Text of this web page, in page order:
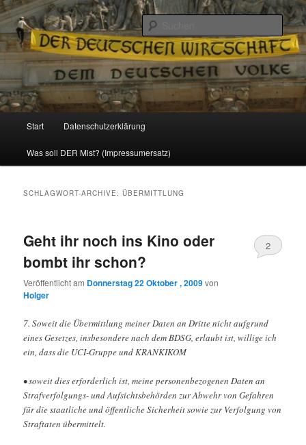
Reizzentrum
Politik, Wirtschaft, Soziales und Gesellschaft
Zum
Inhalt
Zum
sekundären
Start Datenschutzerklärung
Was soll DER Mist? (Impressumersatz)
SCHLAGWORT-ARCHIVE:ÜBERMITTLUNG
Geht ihr noch ins Kino oder
bombt ihr schon?
Veröffentlicht am Donnerstag 22 Oktober , 2009von
Holger
2
7. Soweit die Übermittlung meiner Daten an Dritte nicht aufgrund
eines Gesetzes, insbesondere nach dem BDSG, erlaubt ist, willige ich
ein, dass die UCI-Gruppe und KRANKIKOM
• soweit dies erforderlich ist, meine personenbezogenen Daten an
Strafverfolgungs- und Aufsichtsbehörden zur Abwehr von Gefahren
für die staatliche und öffentliche Sicherheit sowie zur Verfolgung von
Straftaten übermittelt.